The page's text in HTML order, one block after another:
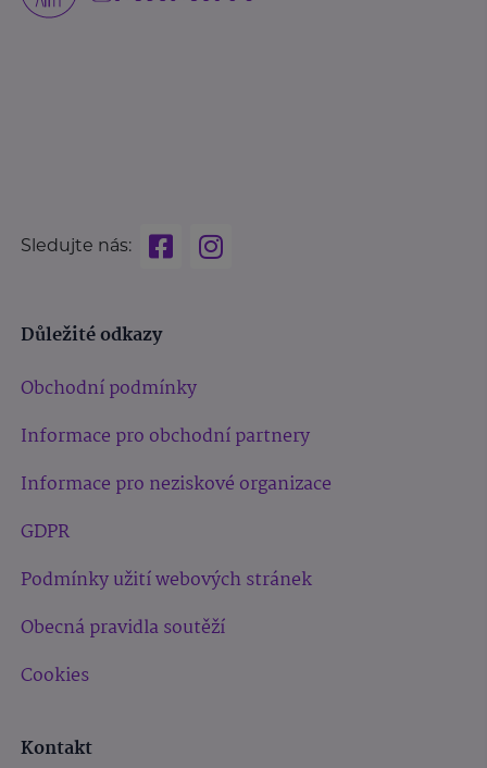
Sledujte nás:
Důležité odkazy
Obchodní podmínky
Informace pro obchodní partnery
Informace pro neziskové organizace
GDPR
Podmínky užití webových stránek
Obecná pravidla soutěží
Cookies
Kontakt